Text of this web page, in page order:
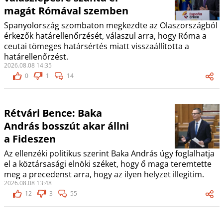
magát Rómával szemben
Spanyolország szombaton megkezdte az Olaszországból
érkezők határellenőrzését, válaszul arra, hogy Róma a
ceutai tömeges határsértés miatt visszaállította a
határellenőrzést.
2026.08.08 14:35
0
1 14
Rétvári Bence: Baka
András bosszút akar állni
a Fideszen
Az ellenzéki politikus szerint Baka András úgy foglalhatja
el a köztársasági elnöki széket, hogy ő maga teremtette
meg a precedenst arra, hogy az ilyen helyzet illegitim.
2026.08.08 13:48
12
3 55